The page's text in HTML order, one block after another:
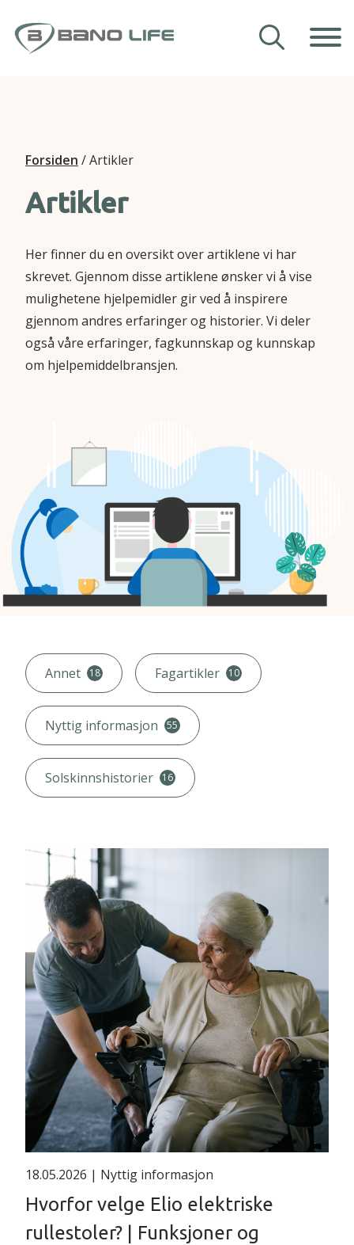
Kontakt oss
Forsiden /Artikler
Artikler
Her finner du en oversikt over artiklene vi har
skrevet. Gjennom disse artiklene ønsker vi å vise
mulighetene hjelpemidler gir ved å inspirere
gjennom andres erfaringer og historier. Vi deler
også våre erfaringer, fagkunnskap og kunnskap
om hjelpemiddelbransjen.
Artikler
kategori
filter
Annet 18 Fagartikler 10
Nyttig informasjon 55
Solskinnshistorier 16
18.05.2026 | Nyttig informasjon
Hvorfor velge Elio elektriske
rullestoler? | Funksjoner og